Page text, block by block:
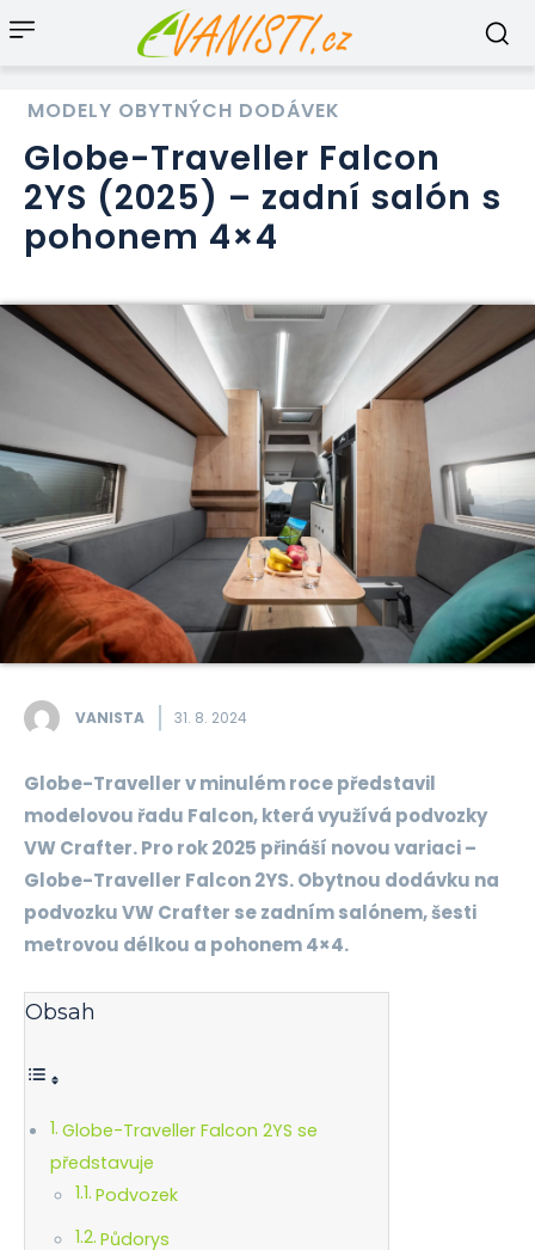
MODELY OBYTNÝCH DODÁVEK
Globe-Traveller Falcon
2YS (2025) – zadní salón s
pohonem 4×4
VANISTA 31. 8. 2024
Globe-Traveller v minulém roce představil
modelovou řadu Falcon, která využívá podvozky
VW Crafter. Pro rok 2025 přináší novou variaci –
Globe-Traveller Falcon 2YS. Obytnou dodávku na
podvozku VW Crafter se zadním salónem, šesti
metrovou délkou a pohonem 4×4.
Obsah
Globe-Traveller Falcon 2YS se
představuje
Podvozek
Půdorys